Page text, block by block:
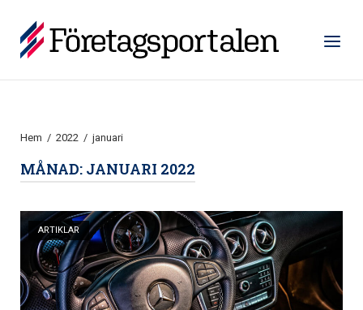
innehåll
Hem
Meny
Hem / 2022 / januari
MÅNAD: JANUARI 2022
ARTIKLAR
Öppna inlägg